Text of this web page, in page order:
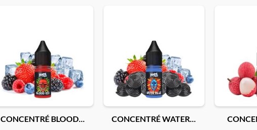
CONCENTRÉ BLOOD... CONCENTRÉ WATER...